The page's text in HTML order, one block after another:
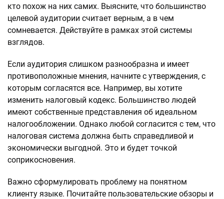
кто похож на них самих. Выясните, что большинство
целевой аудитории считает верным, а в чем
сомневается. Действуйте в рамках этой системы
взглядов.
Если аудитория слишком разнообразна и имеет
противоположные мнения, начните с утверждения, с
которым согласятся все. Например, вы хотите
изменить налоговый кодекс. Большинство людей
имеют собственные представления об идеальном
налогообложении. Однако любой согласится с тем, что
налоговая система должна быть справедливой и
экономически выгодной. Это и будет точкой
соприкосновения.
Важно сформулировать проблему на понятном
клиенту языке. Почитайте пользовательские обзоры и